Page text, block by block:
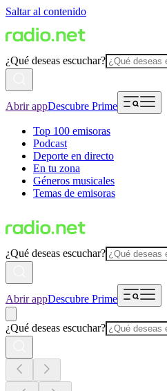
Saltar al contenido
¿Qué deseas escuchar?
Abrir appDescubre Prime
Top 100 emisoras
Podcast
Deporte en directo
En tu zona
Géneros musicales
Temas de emisoras
¿Qué deseas escuchar?
Abrir appDescubre Prime
¿Qué deseas escuchar?